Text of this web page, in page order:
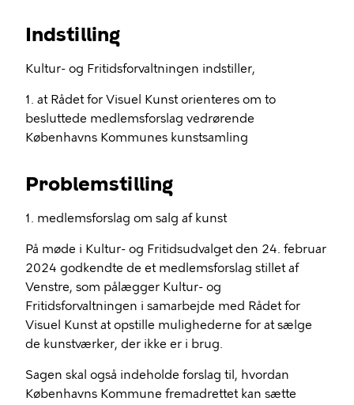
Indstilling
Kultur- og Fritidsforvaltningen indstiller,
1. at Rådet for Visuel Kunst orienteres om to
besluttede medlemsforslag vedrørende
Københavns Kommunes kunstsamling
Problemstilling
1. medlemsforslag om salg af kunst
På møde i Kultur- og Fritidsudvalget den 24. februar
2024 godkendte de et medlemsforslag stillet af
Venstre, som pålægger Kultur- og
Fritidsforvaltningen i samarbejde med Rådet for
Visuel Kunst at opstille mulighederne for at sælge
de kunstværker, der ikke er i brug.
Sagen skal også indeholde forslag til, hvordan
Københavns Kommune fremadrettet kan sætte